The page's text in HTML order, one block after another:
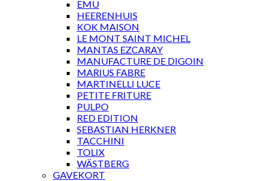
EMU
HEERENHUIS
KOK MAISON
LE MONT SAINT MICHEL
MANTAS EZCARAY
MANUFACTURE DE DIGOIN
MARIUS FABRE
MARTINELLI LUCE
PETITE FRITURE
PULPO
RED EDITION
SEBASTIAN HERKNER
TACCHINI
TOLIX
WÄSTBERG
GAVEKORT